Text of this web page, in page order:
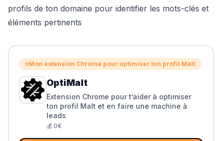
profils de ton domaine pour identifier les mots-clés et
éléments pertinents
⭐Mon extension Chrome pour optimiser ton profil Malt
OptiMalt
Extension Chrome pour t’aider à optimiser
ton profil Malt et en faire une machine à
leads
💰 0€